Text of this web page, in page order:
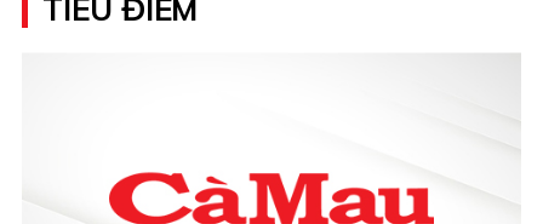
TIÊU ĐIỂM